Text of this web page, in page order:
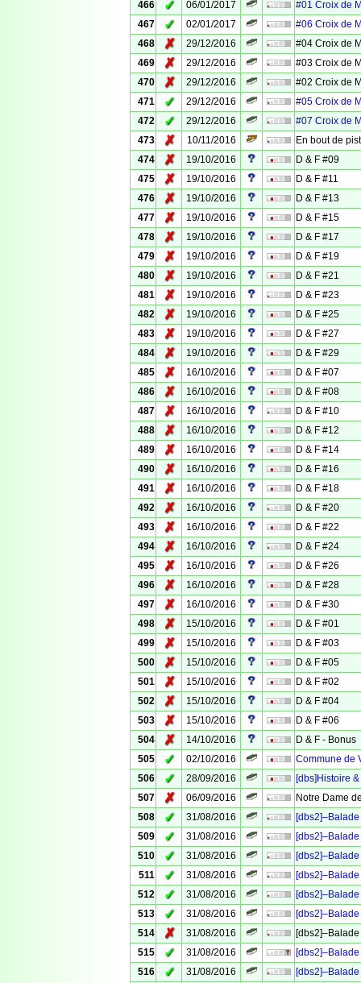
466
✓ 06/01/2017
#01 Croix de
467
✓ 02/01/2017
#06 Croix de
468
✗ 29/12/2016
#04 Croix de
469
✗ 29/12/2016
#03 Croix de
470
✗ 29/12/2016
#02 Croix de
471
✓ 29/12/2016
#05 Croix de
472
✓ 29/12/2016
#07 Croix de
473
✗ 10/11/2016
En bout de
474
✗ 19/10/2016
D & F #09
475
✗ 19/10/2016
D & F #11
476
✗ 19/10/2016
D & F #13
477
✗ 19/10/2016
D & F #15
478
✗ 19/10/2016
D & F #17
479
✗ 19/10/2016
D & F #19
480
✗ 19/10/2016
D & F #21
481
✗ 19/10/2016
D & F #23
482
✗ 19/10/2016
D & F #25
483
✗ 19/10/2016
D & F #27
484
✗ 19/10/2016
D & F #29
485
✗ 16/10/2016
D & F #07
486
✗ 16/10/2016
D & F #08
487
✗ 16/10/2016
D & F #10
488
✗ 16/10/2016
D & F #12
489
✗ 16/10/2016
D & F #14
490
✗ 16/10/2016
D & F #16
491
✗ 16/10/2016
D & F #18
492
✗ 16/10/2016
D & F #20
493
✗ 16/10/2016
D & F #22
494
✗ 16/10/2016
D & F #24
495
✗ 16/10/2016
D & F #26
496
✗ 16/10/2016
D & F #28
497
✗ 16/10/2016
D & F #30
498
✗ 15/10/2016
D & F #01
499
✗ 15/10/2016
D & F #03
500
✗ 15/10/2016
D & F #05
501
✗ 15/10/2016
D & F #02
502
✗ 15/10/2016
D & F #04
503
✗ 15/10/2016
D & F #06
504
✗ 14/10/2016
D & F - Bonus
505
✓ 02/10/2016
Commune de
506
✓ 28/09/2016
[dbs]Histoire
507
✗ 06/09/2016
Notre Dame
508
✓ 31/08/2016
509
✓ 31/08/2016
510
✓ 31/08/2016
511
✓ 31/08/2016
512
✓ 31/08/2016
513
✓ 31/08/2016
514
✗ 31/08/2016
515
✓ 31/08/2016
516
✓ 31/08/2016